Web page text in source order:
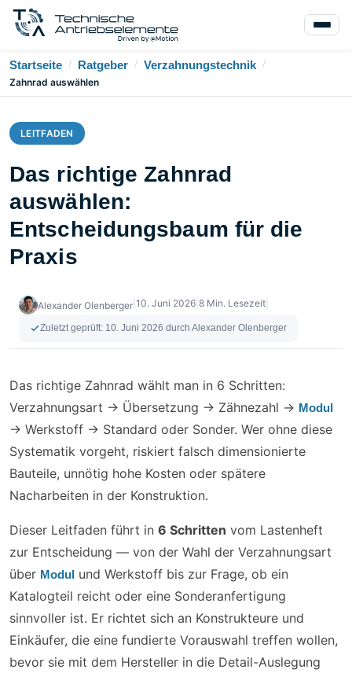
Startseite / Ratgeber / Verzahnungstechnik /
Zahnrad auswählen
LEITFADEN
Das richtige Zahnrad
auswählen:
Entscheidungsbaum für die
Praxis
Alexander Olenberger 10. Juni 2026 8 Min. Lesezeit
Zuletzt geprüft: 10. Juni 2026 durch Alexander Olenberger
Das richtige Zahnrad wählt man in 6 Schritten:
Verzahnungsart → Übersetzung → Zähnezahl → Modul
→ Werkstoff → Standard oder Sonder. Wer ohne diese
Systematik vorgeht, riskiert falsch dimensionierte
Bauteile, unnötig hohe Kosten oder spätere
Nacharbeiten in der Konstruktion.
Dieser Leitfaden führt in 6 Schritten vom Lastenheft
zur Entscheidung — von der Wahl der Verzahnungsart
über Modul und Werkstoff bis zur Frage, ob ein
Katalogteil reicht oder eine Sonderanfertigung
sinnvoller ist. Er richtet sich an Konstrukteure und
Einkäufer, die eine fundierte Vorauswahl treffen wollen,
bevor sie mit dem Hersteller in die Detail-Auslegung